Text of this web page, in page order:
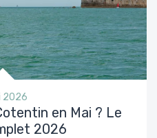
2026
en Mai ? Le
2026